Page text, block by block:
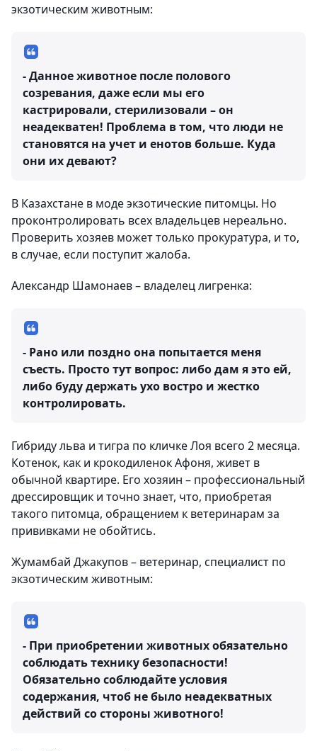
экзотическим животным:
- Данное животное после полового
созревания, даже если мы его
кастрировали, стерилизовали – он
неадекватен! Проблема в том, что люди не
становятся на учет и енотов больше. Куда
они их девают?
В Казахстане в моде экзотические питомцы. Но
проконтролировать всех владельцев нереально.
Проверить хозяев может только прокуратура, и то,
в случае, если поступит жалоба.
Александр Шамонаев – владелец лигренка:
- Рано или поздно она попытается меня
съесть. Просто тут вопрос: либо дам я это ей,
либо буду держать ухо востро и жестко
контролировать.
Гибриду льва и тигра по кличке Лоя всего 2 месяца.
Котенок, как и крокодиленок Афоня, живет в
обычной квартире. Его хозяин – профессиональный
дрессировщик и точно знает, что, приобретая
такого питомца, обращением к ветеринарам за
прививками не обойтись.
Жумамбай Джакупов – ветеринар, специалист по
экзотическим животным:
- При приобретении животных обязательно
соблюдать технику безопасности!
Обязательно соблюдайте условия
содержания, чтоб не было неадекватных
действий со стороны животного!